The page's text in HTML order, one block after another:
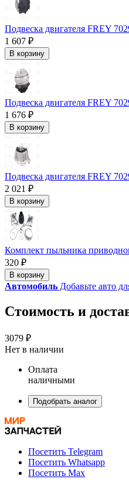
Подвеска двигателя FREY
1 607 ₽
В корзину
Подвеска двигателя FREY
1 676 ₽
В корзину
Подвеска двигателя FREY
2 021 ₽
В корзину
Комплект пыльника
320 ₽
В корзину
Автомобиль Добавьте авто
Стоимость и
3079 ₽
Нет в наличии
Оплата
наличными
Подобрать аналог
Посетить Telegram
Посетить Whatsapp
Посетить Max